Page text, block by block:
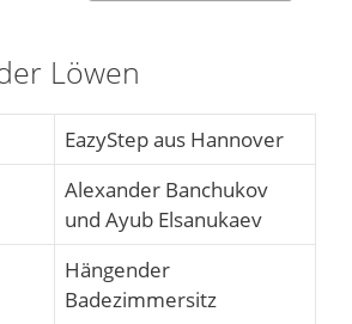
Löwen
EazyStep aus Hannover
Alexander Banchukov
und Ayub Elsanukaev
Hängender
Badezimmersitz